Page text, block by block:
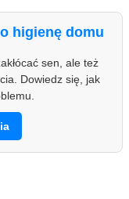
higienę domu
sen, ale też
Dowiedz się, jak